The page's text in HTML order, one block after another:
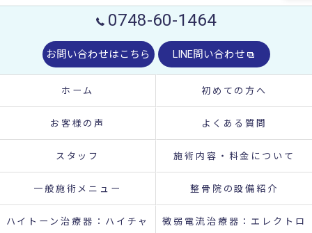
0748-60-1464
お問い合わせはこちら LINE問い合わせ
ホーム 初めての方へ
お客様の声 よくある質問
スタッフ 施術内容・料金について
一般施術メニュー 整骨院の設備紹介
ハイトーン治療器：ハイチャ
微弱電流治療器：エレクトロ